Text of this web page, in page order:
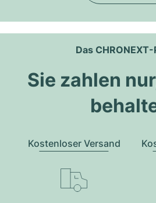
Das
Sie zahlen
Kostenloser Versand